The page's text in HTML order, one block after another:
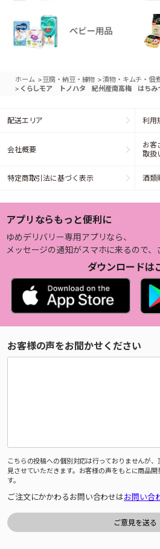
ホーム >豆腐・納豆・練物 >漬物・キムチ・佃
> くらしモア トノハタ 紀州産南高梅 はちみ
配送エリア 利用
会社概要
お客
取扱
特定商取引法に基づく表示 酒類
アプリならもっと便利に
ゆめデリバリー専用アプリなら、
メッセージの通知がスマホに来るので、
ダウンロードは
お客様の声をお聞かせください
こちらの投稿への個別対応は行っておりませんが
見させていただきます。お客様の声をもとに商品
す。
ご注文にかかわるお問い合わせはお問い合